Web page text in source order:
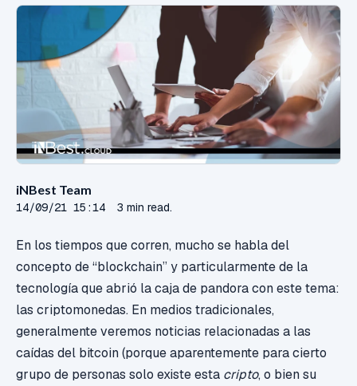
iNBest Team
14/09/21 15:14 3 min read.
En los tiempos que corren, mucho se habla del
concepto de “blockchain” y particularmente de la
tecnología que abrió la caja de pandora con este tema:
las criptomonedas. En medios tradicionales,
generalmente veremos noticias relacionadas a las
caídas del bitcoin (porque aparentemente para cierto
grupo de personas solo existe esta cripto, o bien su